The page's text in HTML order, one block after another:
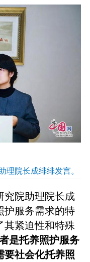
理院长成绯绯发言。
究院助理院长成
护服务需求的特
其紧迫性和特殊
是托养照护服务
要社会化托养照